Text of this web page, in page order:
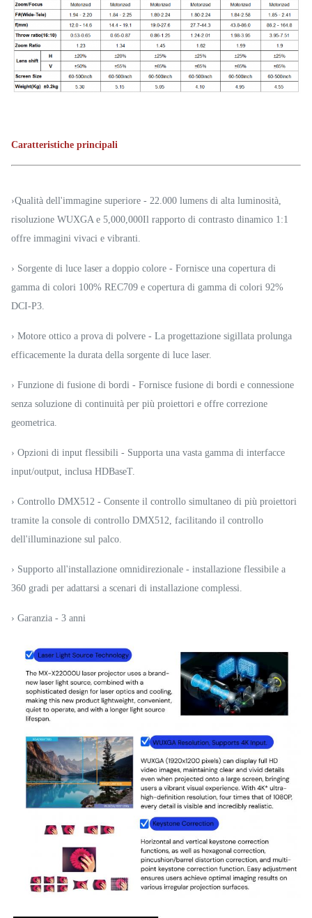
Caratteristiche principali
›Qualità dell'immagine superiore - 22.000 lumens di alta luminosità,
risoluzione WUXGA e 5,000,000Il rapporto di contrasto dinamico 1:1
offre immagini vivaci e vibranti.
› Sorgente di luce laser a doppio colore - Fornisce una copertura di
gamma di colori 100% REC709 e copertura di gamma di colori 92%
DCI-P3.
› Motore ottico a prova di polvere - La progettazione sigillata prolunga
efficacemente la durata della sorgente di luce laser.
› Funzione di fusione di bordi - Fornisce fusione di bordi e connessione
senza soluzione di continuità per più proiettori e offre correzione
geometrica.
› Opzioni di input flessibili - Supporta una vasta gamma di interfacce
input/output, inclusa HDBaseT.
› Controllo DMX512 - Consente il controllo simultaneo di più proiettori
tramite la console di controllo DMX512, facilitando il controllo
dell'illuminazione sul palco.
› Supporto all'installazione omnidirezionale - installazione flessibile a
360 gradi per adattarsi a scenari di installazione complessi.
› Garanzia - 3 anni